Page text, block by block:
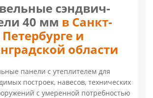
сэндвич-
40 мм в Санкт-
Петербурге и
области
панели с утеплителем для
построек, навесов, технических
с умеренной потребностью